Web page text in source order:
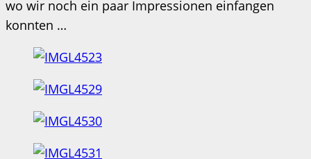
wo wir noch ein paar Impressionen einfangen
konnten …